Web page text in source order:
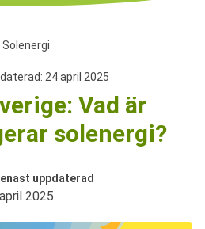
Solenergi
24 april 2025
Vad är
solenergi?
uppdaterad
2025